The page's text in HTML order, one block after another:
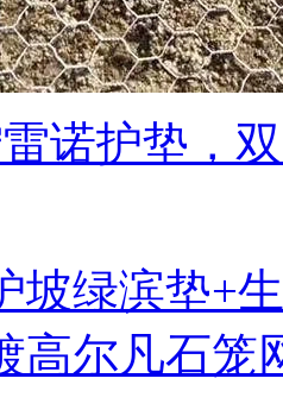
诺护垫，
坡绿滨垫+
高尔凡石笼